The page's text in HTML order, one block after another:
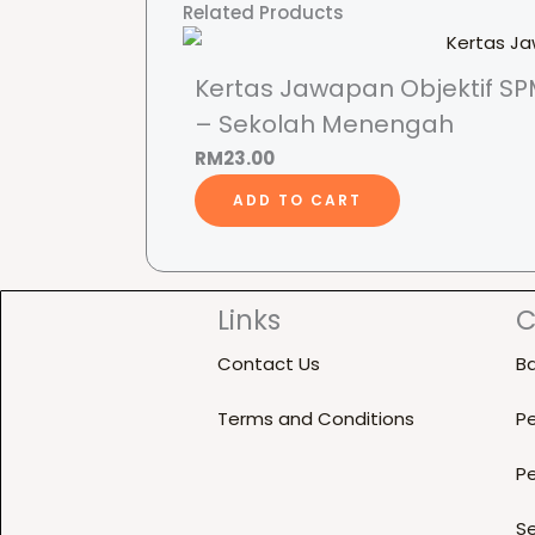
Related Products
Kertas Jawapan Objektif
– Sekolah Menengah
RM23.00
ADD TO CART
Links
Contact Us
Terms and Conditions